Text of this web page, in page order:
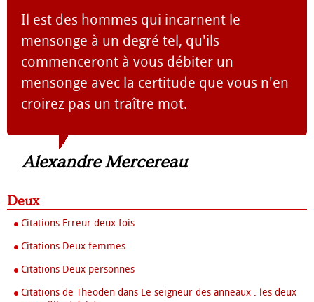
Il est des hommes qui incarnent le
mensonge à un degré tel, qu'ils
commenceront à vous débiter un
mensonge avec la certitude que vous n'en
croirez pas un traître mot.
Alexandre Mercereau
Deux
Citations Erreur deux fois
Citations Deux femmes
Citations Deux personnes
Citations de Theoden dans Le seigneur des anneaux : les deux